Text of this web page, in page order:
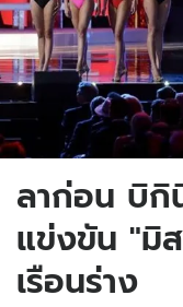
ลาก่อน บิกิ
แข่งขัน "มิ
เรือนร่าง